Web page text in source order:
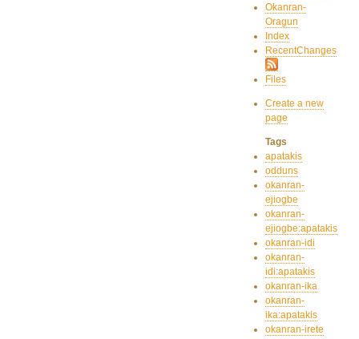
Okanran-
Oragun
Index
RecentChanges
Files
Create a new
page
Tags
apatakis
odduns
okanran-
ejiogbe
okanran-
ejiogbe:apatakis
okanran-idi
okanran-
idi:apatakis
okanran-ika
okanran-
ika:apatakis
okanran-irete